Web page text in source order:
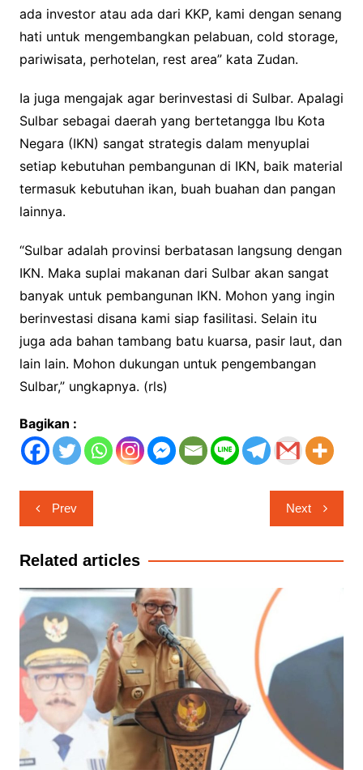
ada investor atau ada dari KKP, kami dengan senang
hati untuk mengembangkan pelabuan, cold storage,
pariwisata, perhotelan, rest area” kata Zudan.
Ia juga mengajak agar berinvestasi di Sulbar. Apalagi
Sulbar sebagai daerah yang bertetangga Ibu Kota
Negara (IKN) sangat strategis dalam menyuplai
setiap kebutuhan pembangunan di IKN, baik material
termasuk kebutuhan ikan, buah buahan dan pangan
lainnya.
“Sulbar adalah provinsi berbatasan langsung dengan
IKN. Maka suplai makanan dari Sulbar akan sangat
banyak untuk pembangunan IKN. Mohon yang ingin
berinvestasi disana kami siap fasilitasi. Selain itu
juga ada bahan tambang batu kuarsa, pasir laut, dan
lain lain. Mohon dukungan untuk pengembangan
Sulbar,” ungkapnya. (rls)
Bagikan :
Navigasi
pos
Prev Next
Related articles